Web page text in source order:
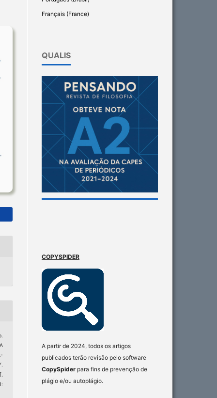
,
Français (France)
QUALIS
COPYSPIDER
A partir de 2024, todos os artigos
publicados terão revisão pelo software
CopySpider para fins de prevenção de
plágio e/ou autoplágio.